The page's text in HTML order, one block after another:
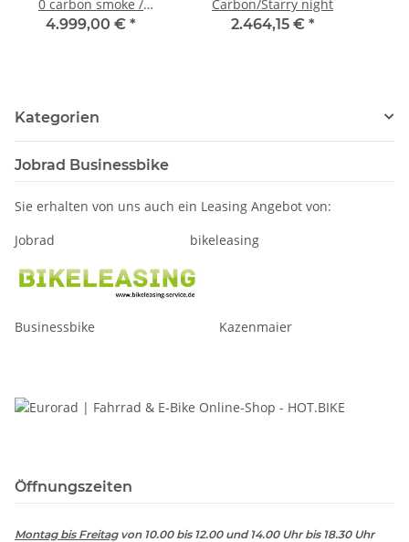
0 carbon smoke /
chameleon neptune
4.999,00 € *
Carbon/Starry night
2.464,15 € *
Kategorien
Jobrad Businessbike
Sie erhalten von uns auch ein Leasing Angebot von:
Jobrad bikeleasing
Businessbike Kazenmaier
Öffnungszeiten
Montag bis Freitagvon 10.00 bis 12.00 und 14.00 Uhr bis 18.30 Uhr